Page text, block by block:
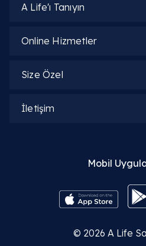
A Life'ı Tanıyın
Online Hizmetler
Size Özel
İletişim
Mobil
© 2026 A Life